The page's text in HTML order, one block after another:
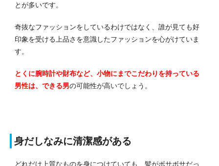
とが多いです。
奇抜なファッションをしているわけではなく、誰が見ても好
印象を受ける上品さを意識したファッションを心がけていま
す。
とくに腕時計や財布など、小物にまでこだわりを持っている
男性は、できる男の可能性が高いでしょう。
身だしなみに清潔感がある
どれだけ上質なものを身につけていても、髪がボサボサだっ